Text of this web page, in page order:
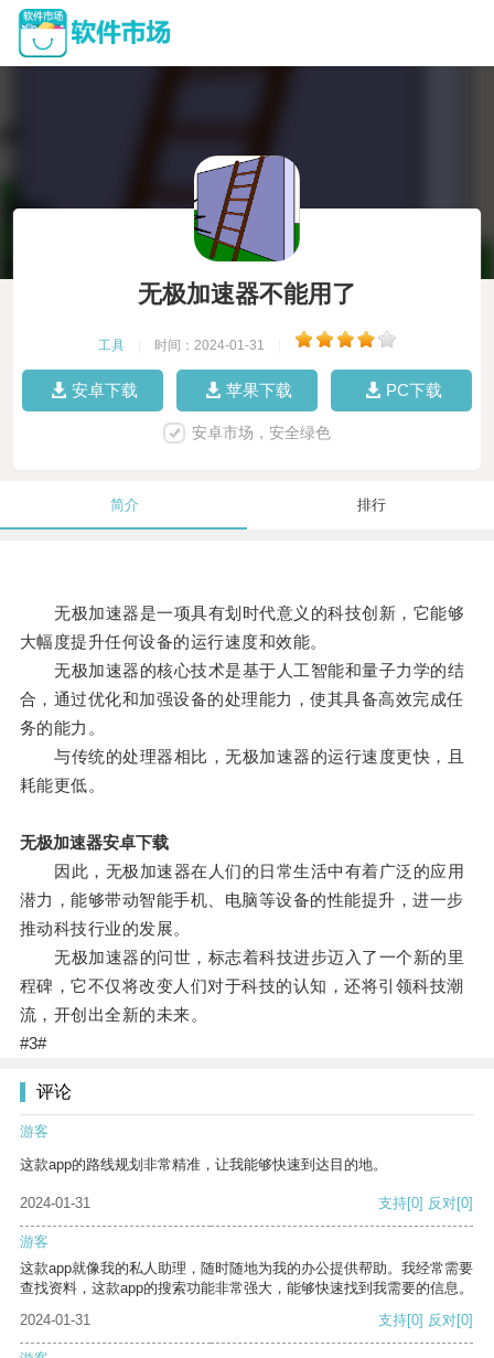
无极加速器不能用了
工具 时间：2024-01-31
安卓下载 苹果下载 PC下载
安卓市场，安全绿色
简介 排行
无极加速器是一项具有划时代意义的科技创新，它能够
大幅度提升任何设备的运行速度和效能。
无极加速器的核心技术是基于人工智能和量子力学的结
合，通过优化和加强设备的处理能力，使其具备高效完成任
务的能力。
与传统的处理器相比，无极加速器的运行速度更快，且
耗能更低。
无极加速器安卓下载
因此，无极加速器在人们的日常生活中有着广泛的应用
潜力，能够带动智能手机、电脑等设备的性能提升，进一步
推动科技行业的发展。
无极加速器的问世，标志着科技进步迈入了一个新的里
程碑，它不仅将改变人们对于科技的认知，还将引领科技潮
流，开创出全新的未来。
#3#
评论
游客
这款app的路线规划非常精准，让我能够快速到达目的地。
2024-01-31 支持[0] 反对[0]
游客
这款app就像我的私人助理，随时随地为我的办公提供帮助。我经常需要
查找资料，这款app的搜索功能非常强大，能够快速找到我需要的信息。
2024-01-31
支持[0] 反对[0]